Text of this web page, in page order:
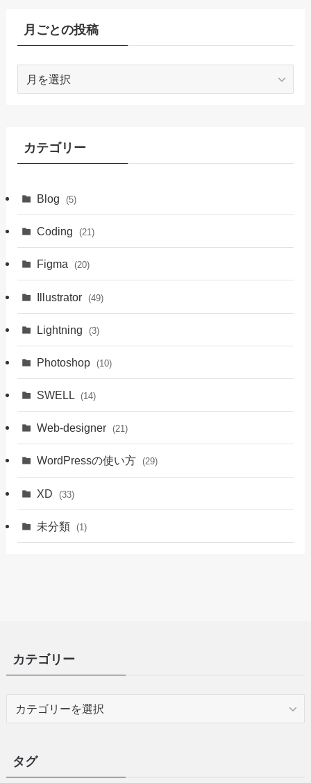
月ごとの投稿
カテゴリー
Blog (5)
Coding (21)
Figma (20)
Illustrator (49)
Lightning (3)
Photoshop (10)
SWELL (14)
Web-designer (21)
WordPressの使い方 (29)
XD (33)
未分類 (1)
カテゴリー
ー
タグ